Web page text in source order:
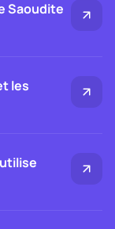
Saoudite
les